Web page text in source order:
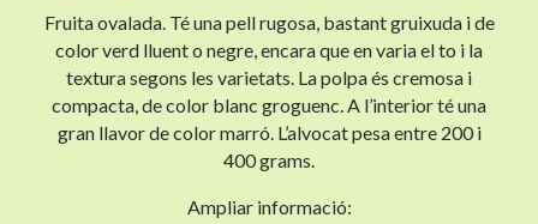
Fruita ovalada. Té una pell rugosa, bastant gruixuda i de
color verd lluent o negre, encara que en varia el to i la
textura segons les varietats. La polpa és cremosa i
compacta, de color blanc groguenc. A l’interior té una
gran llavor de color marró. L’alvocat pesa entre 200 i
400 grams.
Ampliar informació: